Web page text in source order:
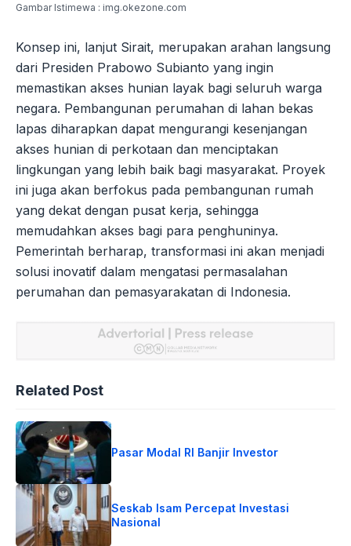
Gambar Istimewa : img.okezone.com
Konsep ini, lanjut Sirait, merupakan arahan langsung
dari Presiden Prabowo Subianto yang ingin
memastikan akses hunian layak bagi seluruh warga
negara. Pembangunan perumahan di lahan bekas
lapas diharapkan dapat mengurangi kesenjangan
akses hunian di perkotaan dan menciptakan
lingkungan yang lebih baik bagi masyarakat. Proyek
ini juga akan berfokus pada pembangunan rumah
yang dekat dengan pusat kerja, sehingga
memudahkan akses bagi para penghuninya.
Pemerintah berharap, transformasi ini akan menjadi
solusi inovatif dalam mengatasi permasalahan
perumahan dan pemasyarakatan di Indonesia.
Related Post
Pasar Modal RI Banjir Investor
Seskab Isam Percepat Investasi
Nasional